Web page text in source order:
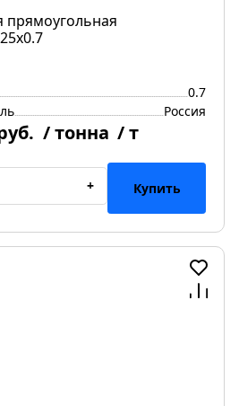
прямоугольная
0.7
Россия
/ тонна / т
+ Купить